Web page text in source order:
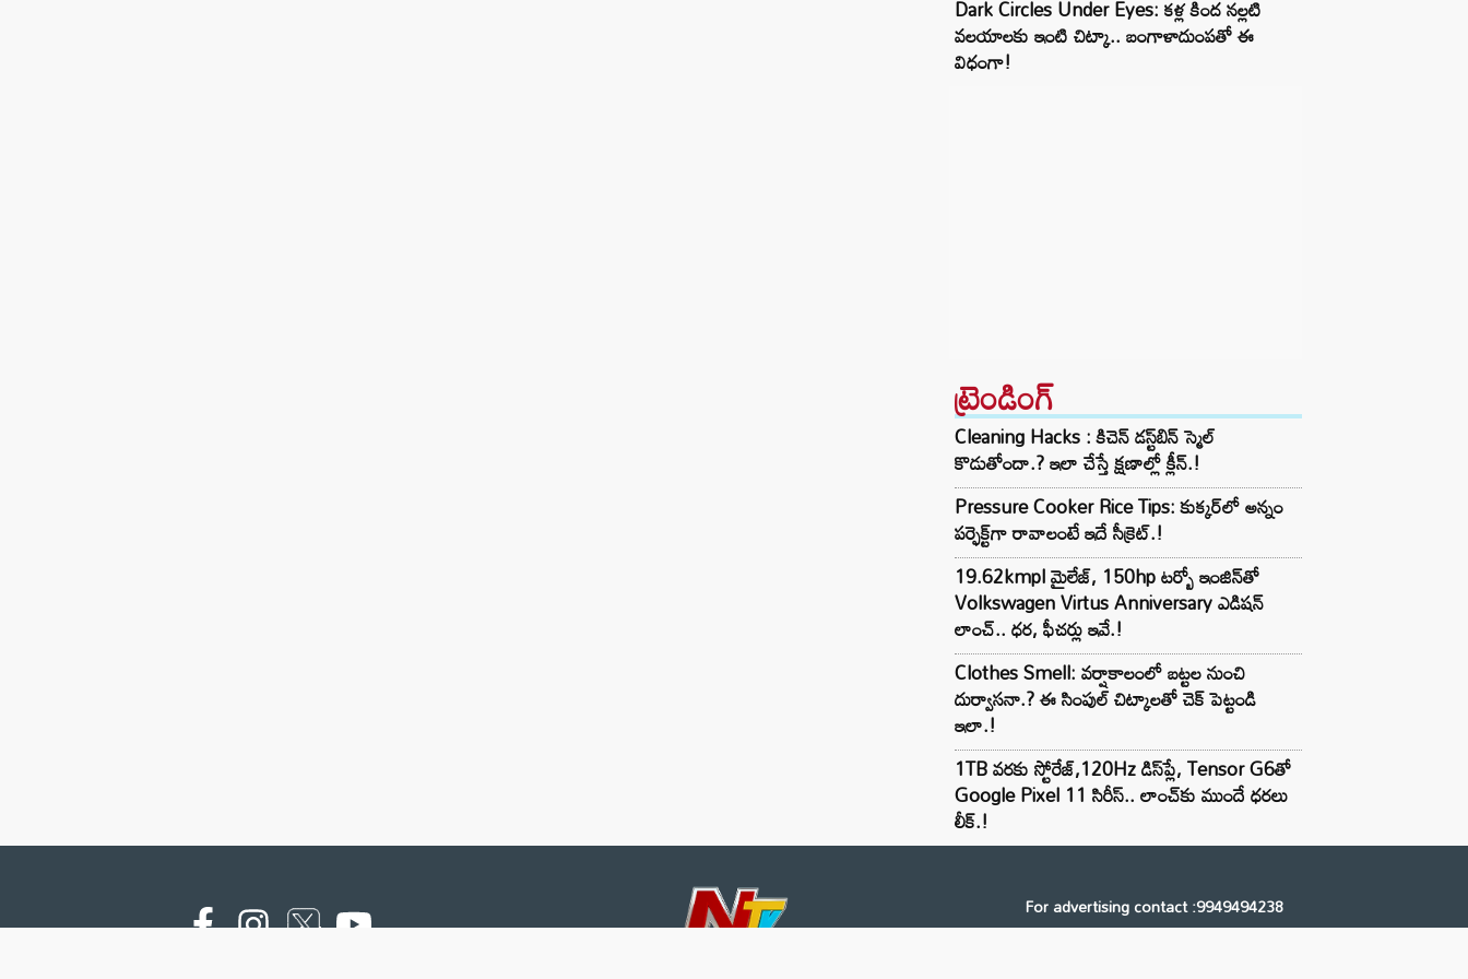
Dark Circles Under Eyes: కళ్ల కింద నల్లటి
వలయాలకు ఇంటి చిట్కా.. బంగాళాదుంపతో ఈ
విధంగా!
ట్రెండింగ్‌
Cleaning Hacks : కిచెన్ డస్ట్‌బిన్ స్మెల్
కొడుతోందా.? ఇలా చేస్తే క్షణాల్లో క్లీన్.!
Pressure Cooker Rice Tips: కుక్కర్‌లో అన్నం
పర్ఫెక్ట్‌గా రావాలంటే ఇదే సీక్రెట్.!
19.62kmpl మైలేజ్, 150hp టర్బో ఇంజిన్‌తో
Volkswagen Virtus Anniversary ఎడిషన్
లాంచ్.. ధర, ఫీచర్లు ఇవే.!
Clothes Smell: వర్షాకాలంలో బట్టల నుంచి
దుర్వాసనా.? ఈ సింపుల్ చిట్కాలతో చెక్ పెట్టండి
ఇలా.!
1TB వరకు స్టోరేజ్,120Hz డిస్‌ప్లే, Tensor G6తో
Google Pixel 11 సిరీస్.. లాంచ్⁭కు ముందే ధరలు
లీక్.!
For advertising contact :9949494238
Email: digital@ntvnetwork.com